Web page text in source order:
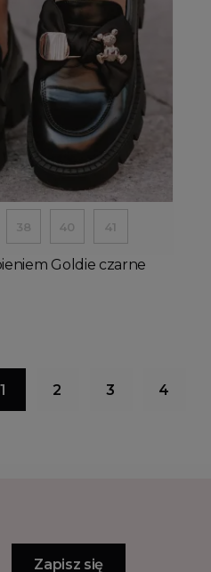
38 40 41
Goldie czarne
1 2 3 4